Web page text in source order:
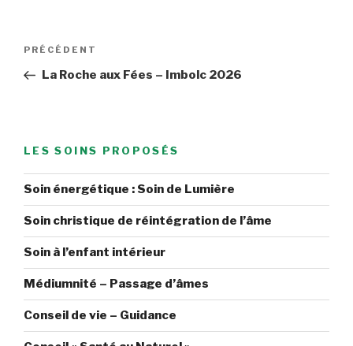
Navigation
l’article
Article
précédent
PRÉCÉDENT
La Roche aux Fées – Imbolc 2026
LES SOINS PROPOSÉS
Soin énergétique : Soin de Lumière
Soin christique de réintégration de l’âme
Soin à l’enfant intérieur
Médiumnité – Passage d’âmes
Conseil de vie – Guidance